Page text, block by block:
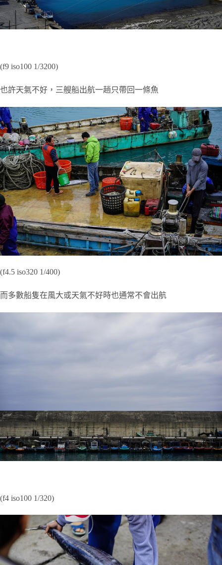
(f9 iso100 1/3200)
也許天氣不好，三艘船出航一趟只帶回一條魚
(f4.5 iso320 1/400)
而多數船隻在風大或天氣不好時也通常不會出航
(f4 iso100 1/320)